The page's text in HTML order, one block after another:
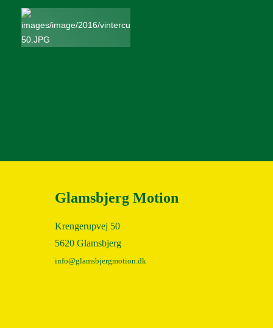
Glamsbjerg Motion
Krengerupvej 50
5620 Glamsbjerg
info@glamsbjergmotion.dk